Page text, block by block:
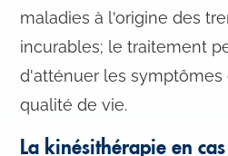
maladies à l'origine des
incurables; le traitement
d'atténuer les symptômes
qualité de vie.
La kinésithérapie en